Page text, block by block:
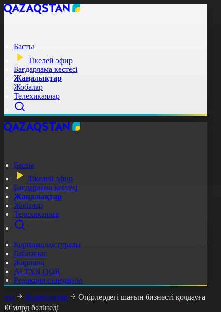
Басты
Тікелей эфир
Бағдарлама кестесі
Жаңалықтар
Жобалар
Телехикаялар
Басты
Тікелей эфир
Бағдарлама кестесі
Жаңалықтар
Жобалар
Телехикаялар
Корпорация туралы
Байланыс
Жарнама
ALTYN QOR
Редакция стандарты
Жаңалықтар
Өңірлердегі шағын бизнесті қолдауға
млрд бөлінеді